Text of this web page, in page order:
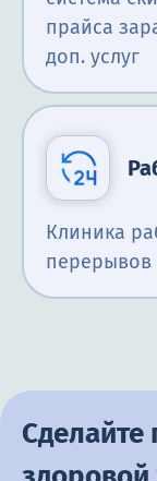
прайса
доп. услуг
Клиника
перерывов